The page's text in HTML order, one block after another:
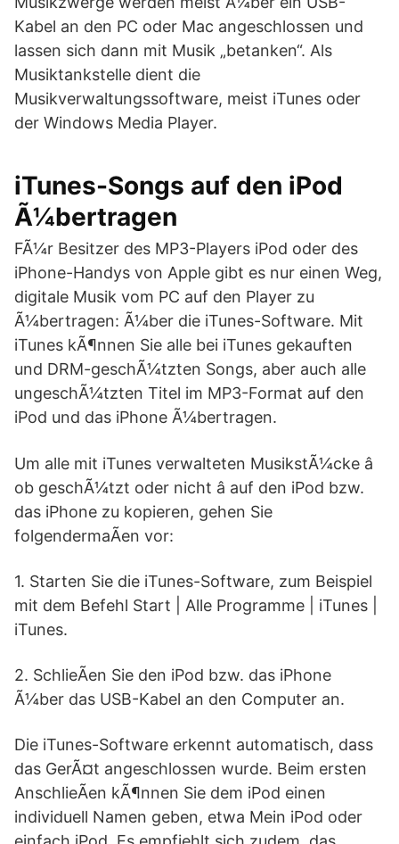
Kabel an den PC oder Mac angeschlossen und
lassen sich dann mit Musik „betanken“. Als
Musiktankstelle dient die
Musikverwaltungssoftware, meist iTunes oder
der Windows Media Player.
iTunes-Songs auf den iPod
Ã¼bertragen
FÃ¼r Besitzer des MP3-Players iPod oder des
iPhone-Handys von Apple gibt es nur einen Weg,
digitale Musik vom PC auf den Player zu
Ã¼bertragen: Ã¼ber die iTunes-Software. Mit
iTunes kÃ¶nnen Sie alle bei iTunes gekauften
und DRM-geschÃ¼tzten Songs, aber auch alle
ungeschÃ¼tzten Titel im MP3-Format auf den
iPod und das iPhone Ã¼bertragen.
Um alle mit iTunes verwalteten MusikstÃ¼cke â
ob geschÃ¼tzt oder nicht â auf den iPod bzw.
das iPhone zu kopieren, gehen Sie
folgendermaÃen vor:
1. Starten Sie die iTunes-Software, zum Beispiel
mit dem Befehl Start | Alle Programme | iTunes |
iTunes.
2. SchlieÃen Sie den iPod bzw. das iPhone
Ã¼ber das USB-Kabel an den Computer an.
Die iTunes-Software erkennt automatisch, dass
das GerÃ¤t angeschlossen wurde. Beim ersten
AnschlieÃen kÃ¶nnen Sie dem iPod einen
individuell Namen geben, etwa Mein iPod oder